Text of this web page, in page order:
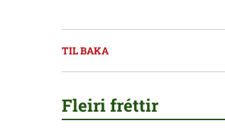
TIL BAKA
Fleiri fréttir